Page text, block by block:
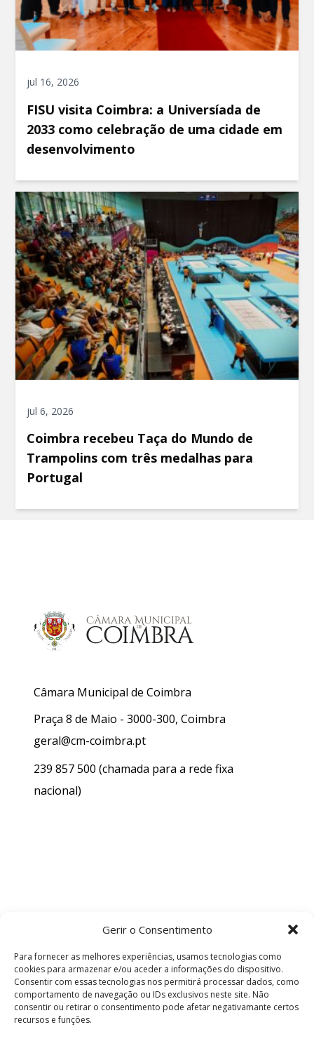
Gerir o Consentimento
Para fornecer as melhores experiências, usamos tecnologias como
cookies para armazenar e/ou aceder a informações do dispositivo.
Consentir com essas tecnologias nos permitirá processar dados, como
comportamento de navegação ou IDs exclusivos neste site. Não
consentir ou retirar o consentimento pode afetar negativamante certos
recursos e funções.
jul 16, 2026
FISU visita Coimbra: a Universíada de
2033 como celebração de uma cidade em
desenvolvimento
jul 6, 2026
Coimbra recebeu Taça do Mundo de
Trampolins com três medalhas para
Portugal
Câmara Municipal de Coimbra
Praça 8 de Maio - 3000-300, Coimbra
geral@cm-coimbra.pt
239 857 500 (chamada para a rede fixa
nacional)